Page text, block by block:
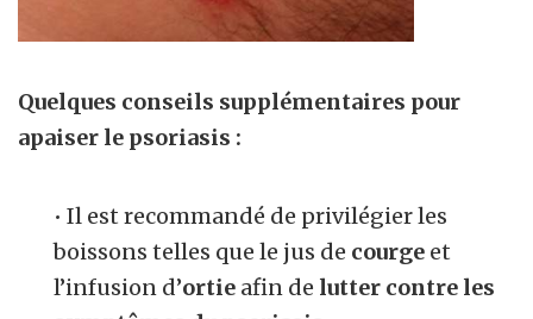
Quelques conseils supplémentaires pour
apaiser le psoriasis :
• Il est recommandé de privilégier les
boissons telles que le jus de courge et
l’infusion d’ortie afin de lutter contre les